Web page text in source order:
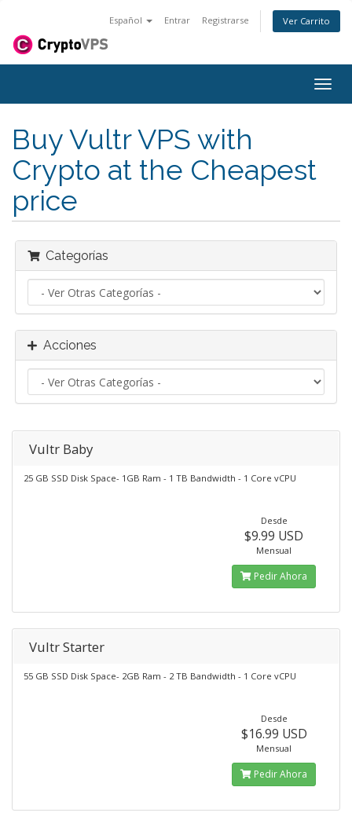
Español Entrar Registrarse Ver Carrito
Buy Vultr VPS with
Crypto at the Cheapest
price
Categorías
Acciones
Vultr Baby
25 GB SSD Disk Space- 1GB Ram - 1 TB Bandwidth - 1 Core vCPU
Desde
$9.99 USD
Mensual
Pedir Ahora
Vultr Starter
55 GB SSD Disk Space- 2GB Ram - 2 TB Bandwidth - 1 Core vCPU
Desde
$16.99 USD
Mensual
Pedir Ahora